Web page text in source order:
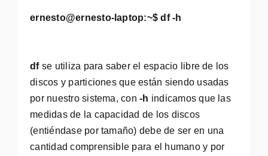
ernesto@ernesto-laptop:~$ df -h
dfse utiliza para saber el espacio libre de los
discos y particiones que están siendo usadas
por nuestro sistema, con-h indicamos que las
medidas de la capacidad de los discos
(entiéndase por tamaño) debe de ser en una
cantidad comprensible para el humano y por